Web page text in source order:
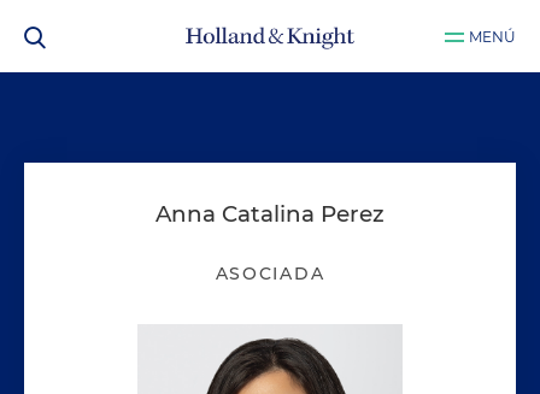
MENÚ
Anna Catalina Perez
ASOCIADA